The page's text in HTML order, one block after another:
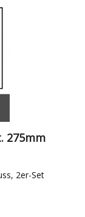
275mm
2er-Set